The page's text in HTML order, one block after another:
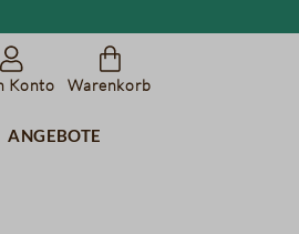
Konto Warenkorb
Angebote